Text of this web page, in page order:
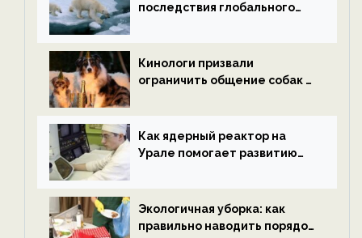
последствия глобального
ECOportal
Кинологи призвали
ограничить общение собак с
ECOportal
Как ядерный реактор на
Урале помогает развитию
ECOportal
Экологичная уборка: как
правильно наводить порядок